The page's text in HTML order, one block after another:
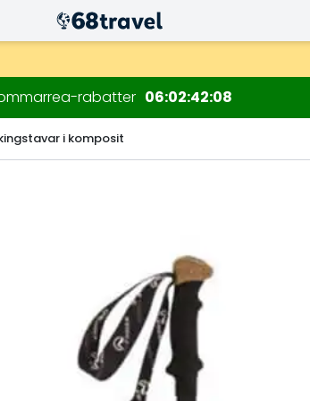
rabatter 06 02 42 07
i komposit